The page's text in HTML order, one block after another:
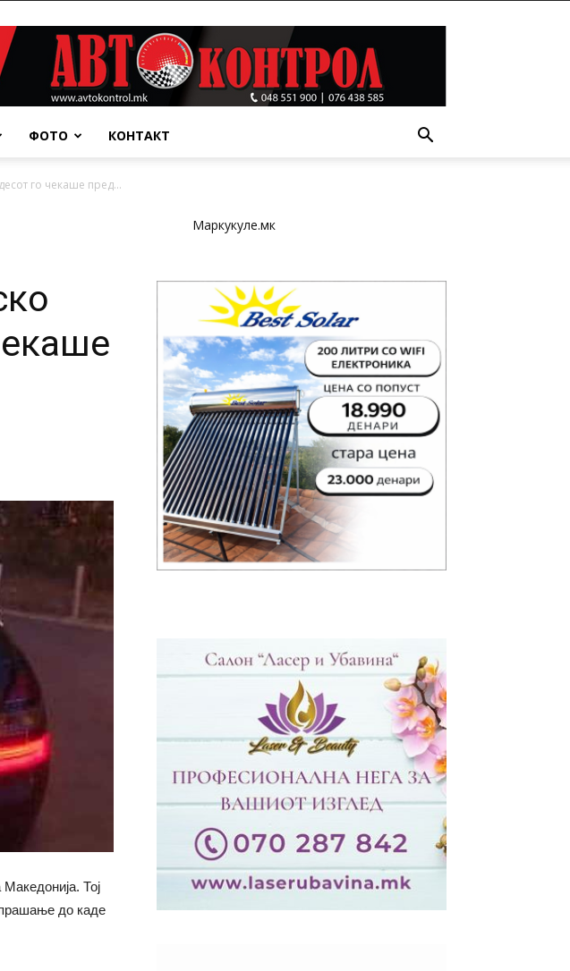
ФОТО КОНТАКТ
го чекаше пред...
Тој
до каде
Маркукуле.мк